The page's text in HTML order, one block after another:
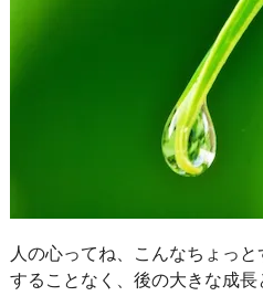
人の心ってね、こんなちょっ
することなく、後の大きな成長